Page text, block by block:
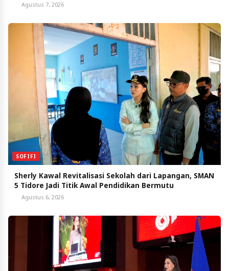
Agustus 7, 2026
SOFIFI
Sherly Kawal Revitalisasi Sekolah dari Lapangan, SMAN
5 Tidore Jadi Titik Awal Pendidikan Bermutu
Agustus 6, 2026